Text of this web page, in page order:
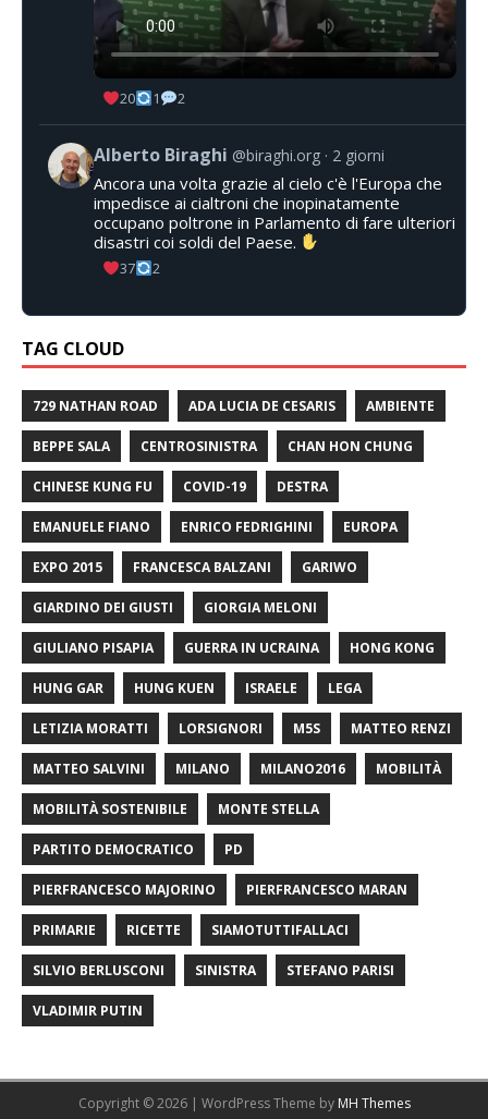
20 1 2
Alberto Biraghi @biraghi.org 2 giorni
Ancora una volta grazie al cielo c'è l'Europa che
impedisce ai cialtroni che inopinatamente
occupano poltrone in Parlamento di fare ulteriori
disastri coi soldi del Paese.
37 2
TAG CLOUD
729 NATHAN ROAD ADA LUCIA DE CESARIS AMBIENTE
BEPPE SALA CENTROSINISTRA CHAN HON CHUNG
CHINESE KUNG FU COVID-19 DESTRA
EMANUELE FIANO ENRICO FEDRIGHINI EUROPA
EXPO 2015 FRANCESCA BALZANI GARIWO
GIARDINO DEI GIUSTI GIORGIA MELONI
GIULIANO PISAPIA GUERRA IN UCRAINA HONG KONG
HUNG GAR HUNG KUEN ISRAELE LEGA
LETIZIA MORATTI LORSIGNORI M5S MATTEO RENZI
MATTEO SALVINI MILANO MILANO2016 MOBILITÀ
MOBILITÀ SOSTENIBILE MONTE STELLA
PARTITO DEMOCRATICO PD
PIERFRANCESCO MAJORINO PIERFRANCESCO MARAN
PRIMARIE RICETTE SIAMOTUTTIFALLACI
SILVIO BERLUSCONI SINISTRA STEFANO PARISI
VLADIMIR PUTIN
Copyright © 2026 | WordPress Theme by MH Themes